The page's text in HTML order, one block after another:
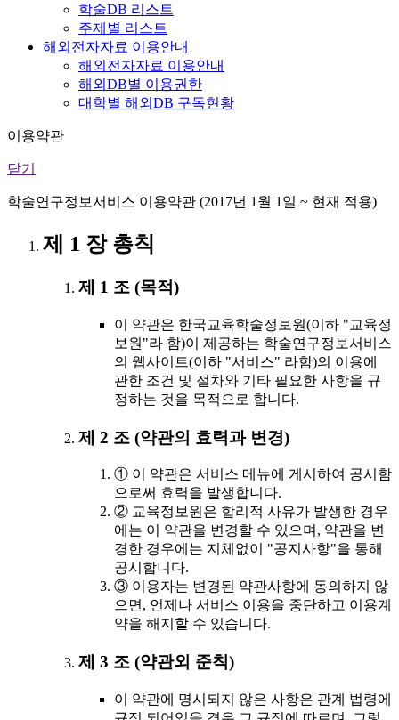
학술DB 리스트
주제별 리스트
해외전자자료 이용안내
해외전자자료 이용안내
해외DB별 이용권한
대학별 해외DB 구독현황
이용약관
닫기
학술연구정보서비스 이용약관 (2017년 1월 1일 ~ 현재 적용)
제 1 장 총칙
제 1 조 (목적)
이 약관은 한국교육학술정보원(이하 "교육정
보원"라 함)이 제공하는 학술연구정보서비스
의 웹사이트(이하 "서비스" 라함)의 이용에
관한 조건 및 절차와 기타 필요한 사항을 규
정하는 것을 목적으로 합니다.
제 2 조 (약관의 효력과 변경)
① 이 약관은 서비스 메뉴에 게시하여 공시함
으로써 효력을 발생합니다.
② 교육정보원은 합리적 사유가 발생한 경우
에는 이 약관을 변경할 수 있으며, 약관을 변
경한 경우에는 지체없이 "공지사항"을 통해
공시합니다.
③ 이용자는 변경된 약관사항에 동의하지 않
으면, 언제나 서비스 이용을 중단하고 이용계
약을 해지할 수 있습니다.
제 3 조 (약관외 준칙)
이 약관에 명시되지 않은 사항은 관계 법령에